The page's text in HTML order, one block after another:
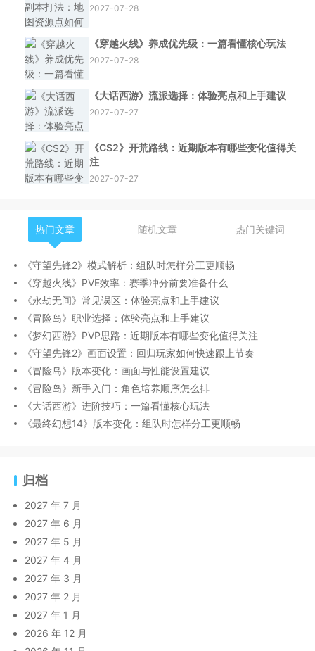
2027-07-28
《穿越火线》养成优先级：一篇看懂核心玩法
2027-07-28
《大话西游》流派选择：体验亮点和上手建议
2027-07-27
《CS2》开荒路线：近期版本有哪些变化值得关
注
2027-07-27
热门文章 随机文章 热门关键词
《守望先锋2》模式解析：组队时怎样分工更顺畅
《穿越火线》PVE效率：赛季冲分前要准备什么
《永劫无间》常见误区：体验亮点和上手建议
《冒险岛》职业选择：体验亮点和上手建议
《梦幻西游》PVP思路：近期版本有哪些变化值得关注
《守望先锋2》画面设置：回归玩家如何快速跟上节奏
《冒险岛》版本变化：画面与性能设置建议
《冒险岛》新手入门：角色培养顺序怎么排
《大话西游》进阶技巧：一篇看懂核心玩法
《最终幻想14》版本变化：组队时怎样分工更顺畅
归档
2027 年 7 月
2027 年 6 月
2027 年 5 月
2027 年 4 月
2027 年 3 月
2027 年 2 月
2027 年 1 月
2026 年 12 月